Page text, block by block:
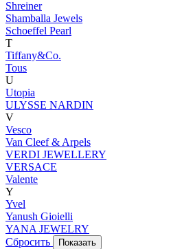
Shreiner
Shamballa Jewels
Schoeffel Pearl
T
Tiffany&Co.
Tous
U
Utopia
ULYSSE NARDIN
V
Vesco
Van Cleef & Arpels
VERDI JEWELLERY
VERSACE
Valente
Y
Yvel
Yanush Gioielli
YANA JEWELRY
Сбросить
Показать